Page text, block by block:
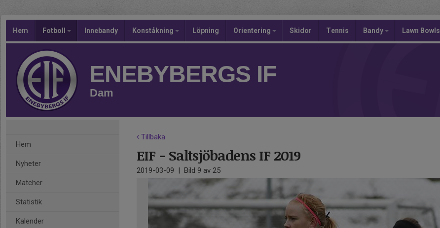
Hem Fotboll Innebandy Konståkning Löpning Orientering Skidor Tennis Bandy Lawn Bowls
ENEBYBERGS IF
Dam
Hem
Nyheter
Matcher
Statistik
Kalender
Tillbaka
EIF - Saltsjöbadens IF 2019
2019-03-09 | Bild 9 av 25